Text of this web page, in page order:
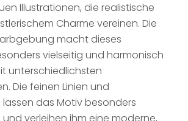
Illustrationen, die realistische
Charme vereinen. Die
macht dieses
vielseitig und harmonisch
unterschiedlichsten
Die feinen Linien und
das Motiv besonders